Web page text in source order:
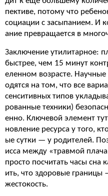
пективе, потому что
социации с засыпанием. И
ание превращается в
Заключение утилитарное:
быстрее, чем 15 минут
еленном возрасте.
одятся на том, что все
сенситивных типов
рованные техники)
енно. Ключевой элемент
новление ресурса у того,
ые сутки — у родителей.
исса между «травмой
просто посчитать часы сна
ить, что здоровые
жестокость.